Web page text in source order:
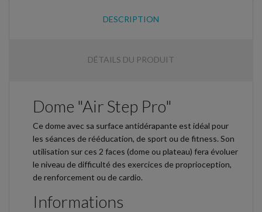
DESCRIPTION
DÉTAILS DU PRODUIT
Dome "Air Step Pro"
Ce dome avec sa surface antidérapante est idéal pour
les séances de rééducation, de sport ou de fitness. Son
utilisation sur ces 2 faces (dome ou plateau) fera évoluer
le niveau de difficulté des exercices de proprioception,
de renforcement ou de cardio.
Informations